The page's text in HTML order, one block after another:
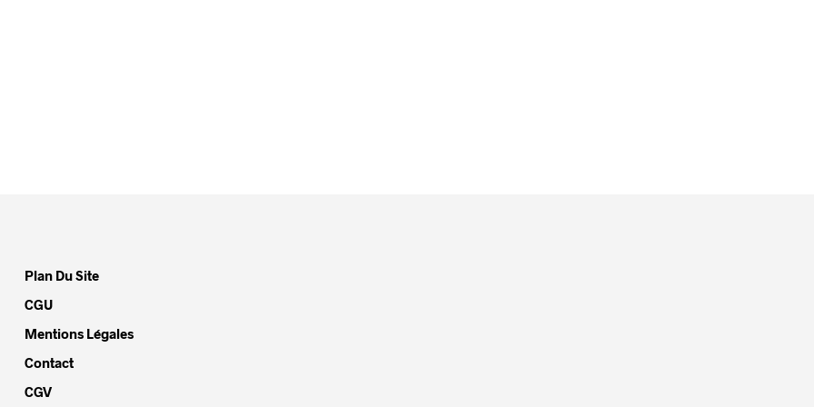
Plan Du Site
CGU
Mentions Légales
Contact
CGV